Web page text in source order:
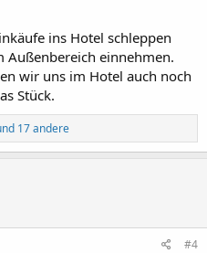
ins Hotel schleppen
Außenbereich einnehmen.
wir uns im Hotel auch noch
Stück.
17 andere
#4